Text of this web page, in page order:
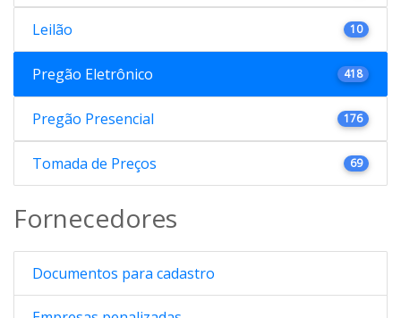
Leilão 10
Pregão Eletrônico 418
Pregão Presencial 176
Tomada de Preços 69
Fornecedores
Documentos para cadastro